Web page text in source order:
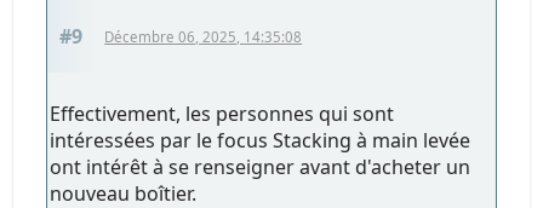
#9 Décembre 06, 2025, 14:35:08
Effectivement, les personnes qui sont
intéressées par le focus Stacking à main levée
ont intérêt à se renseigner avant d'acheter un
nouveau boîtier.